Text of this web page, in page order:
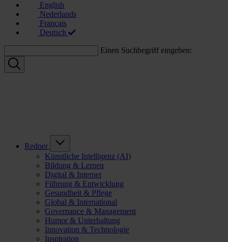
English
Nederlands
Français
Deutsch
Einen Suchbegriff eingeben:
Redner
Künstliche Intelligenz (AI)
Bildung & Lernen
Digital & Internet
Führung & Entwicklung
Gesundheit & Pflege
Global & International
Governance & Management
Humor & Unterhaltung
Innovation & Technologie
Inspiration